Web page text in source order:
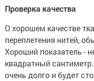
Проверка качества
О хорошем качестве
переплетения нитей,
Хороший показатель -
квадратный
очень долго и будет